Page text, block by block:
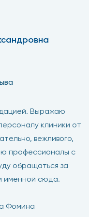
и анестезиологи
с большим опытом,
исследования,
последнего
нашей клинике,
информативной
Выражаю
клиники от
вежливого,
профессионалы с
обращаться за
именной сюда.
Фомина